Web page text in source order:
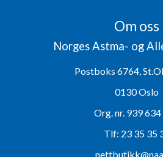
Om oss
Norges Astma- og
Postboks 6764,
0130 Oslo
Org. nr. 939
Tlf: 23 35 35